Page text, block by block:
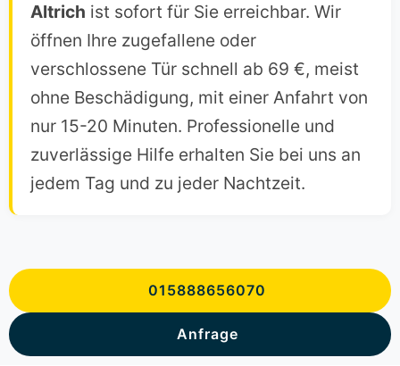
Altrich ist sofort für Sie erreichbar. Wir
öffnen Ihre zugefallene oder
verschlossene Tür schnell ab 69 €, meist
ohne Beschädigung, mit einer Anfahrt von
nur 15-20 Minuten. Professionelle und
zuverlässige Hilfe erhalten Sie bei uns an
jedem Tag und zu jeder Nachtzeit.
015888656070
Anfrage